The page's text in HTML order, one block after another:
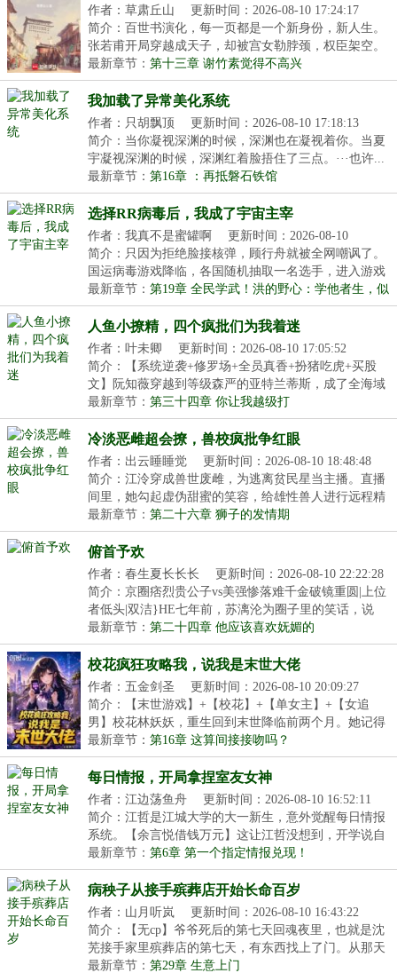
作者：草肃丘山
更新时间：2026-08-10 17:24:17
简介：百世书演化，每一页都是一个新身份，新人生。
张若甫开局穿越成天子，却被宫女勒脖颈，权臣架空。
只...
最新章节： 第十三章 谢竹素觉得不高兴
我加载了异常美化系统
作者：只胡飘顶
更新时间：2026-08-10 17:18:13
简介：当你凝视深渊的时候，深渊也在凝视着你。当夏
宇凝视深渊的时候，深渊红着脸捂住了三点。···也许...
最新章节： 第16章 ：再抵磐石铁馆
选择RR病毒后，我成了宇宙主宰
作者：我真不是蜜罐啊
更新时间：2026-08-10
17:15:21
简介：只因为拒绝脸接核弹，顾行舟就被全网嘲讽了。
国运病毒游戏降临，各国随机抽取一名选手，进入游戏
世...
最新章节： 第19章 全民学武！洪的野心：学他者生，似
他者死！
人鱼小撩精，四个疯批们为我着迷
作者：叶未卿
更新时间：2026-08-10 17:05:52
简介：【系统逆袭+修罗场+全员真香+扮猪吃虎+买股
文】阮知薇穿越到等级森严的亚特兰蒂斯，成了全海域
最卑...
最新章节： 第三十四章 你让我越级打
冷淡恶雌超会撩，兽校疯批争红眼
作者：出云睡睡觉
更新时间：2026-08-10 18:48:48
简介：江泠穿成兽世废雌，为逃离贫民星当主播。直播
间里，她勾起虚伪甜蜜的笑容，给雄性兽人进行远程精
神...
最新章节： 第二十六章 狮子的发情期
俯首予欢
作者：春生夏长长长
更新时间：2026-08-10 22:22:28
简介：京圈痞烈贵公子vs美强惨落难千金破镜重圆|上位
者低头|双洁}HE七年前，苏漓沦为圈子里的笑话，说
她...
最新章节： 第二十四章 他应该喜欢妩媚的
校花疯狂攻略我，说我是末世大佬
作者：五金剑圣
更新时间：2026-08-10 20:09:27
简介：【末世游戏】+【校花】+【单女主】+【女追
男】校花林妖妖，重生回到末世降临前两个月。她记得
很清...
最新章节： 第16章 这算间接接吻吗？
每日情报，开局拿捏室友女神
作者：江边荡鱼舟
更新时间：2026-08-10 16:52:11
简介：江哲是江城大学的大一新生，意外觉醒每日情报
系统。【余言悦借钱万元】这让江哲没想到，开学说自
己...
最新章节： 第6章 第一个指定情报兑现！
病秧子从接手殡葬店开始长命百岁
作者：山月听岚
更新时间：2026-08-10 16:43:22
简介：【无cp】爷爷死后的第七天回魂夜里，也就是沈
芜接手家里殡葬店的第七天，有东西找上了门。从那天
开...
最新章节： 第29章 生意上门